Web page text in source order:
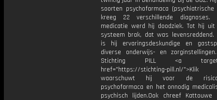
soorten psychofarmaca
kreeg 22 verschillende diagnoses.
medicatie werd hij doodziek. Tot hij uit
systeem brak, dat was levensreddend.
is hij ervaringsdeskundige en
diverse onderwijs- en
Stichting PILL <a
href="https://stichting-pill.nl/">Klik
waarschuwt hij voor de
psychofarmaca en het onnodig
psychisch lijden.Ook chreef